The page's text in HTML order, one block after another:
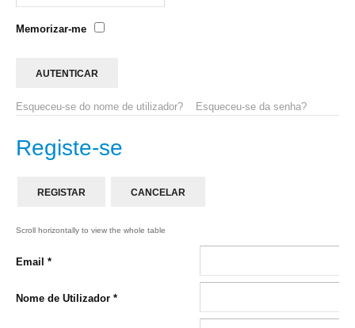
Memorizar-me
Esqueceu-se do nome de utilizador? Esqueceu-se da senha?
Registe-se
REGISTAR CANCELAR
Email *
Nome de Utilizador *